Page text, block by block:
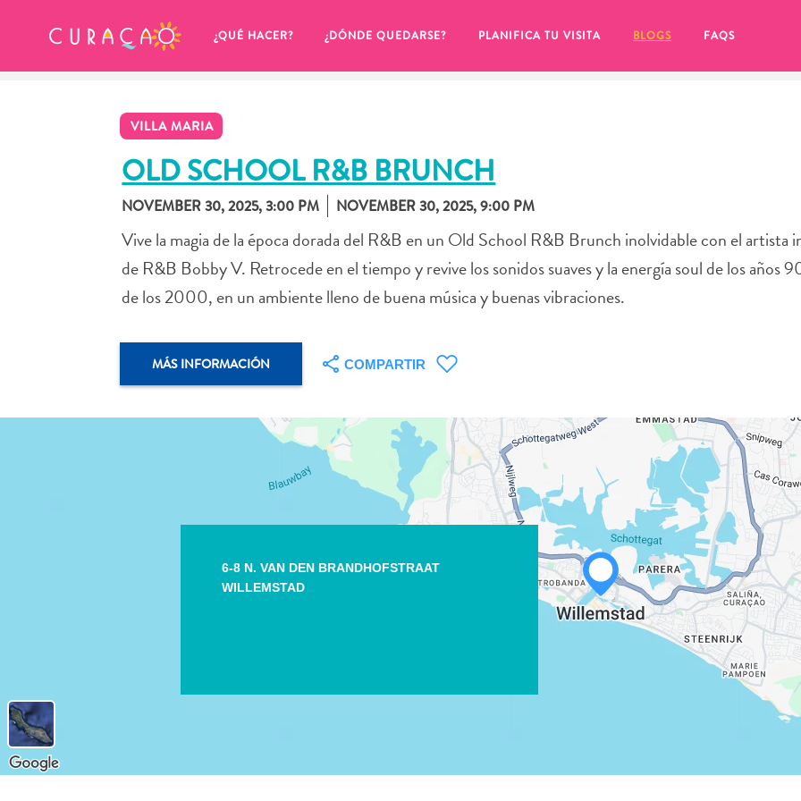
¿QUÉ HACER? ¿DÓNDE QUEDARSE? PLANIFICA TU VISITA BLOGS FAQS
VILLA MARIA
OLD SCHOOL R&B BRUNCH
NOVEMBER 30, 2025, 3:00 PM NOVEMBER 30, 2025, 9:00 PM
Vive la magia de la época dorada del R&B en un Old School R&B Brunch inolvidable con el artista
de R&B Bobby V. Retrocede en el tiempo y revive los sonidos suaves y la energía soul de los años
de los 2000, en un ambiente lleno de buena música y buenas vibraciones.
MÁS INFORMACIÓN COMPARTIR
WHATSAPP
6-8 N. VAN DEN BRANDHOFSTRAAT
WILLEMSTAD
MIS FAVORITOS
ningún lugar favorito aún.
Cuando quiera guardar algo para más tarde, asegúrese de hacer clic en el